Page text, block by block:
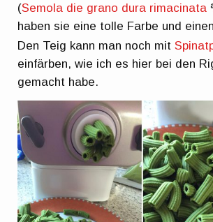
(Semola die grano dura rimacinata
haben sie eine tolle Farbe und
Den Teig kann man noch mit
einfärben, wie ich es hier bei den
gemacht habe.